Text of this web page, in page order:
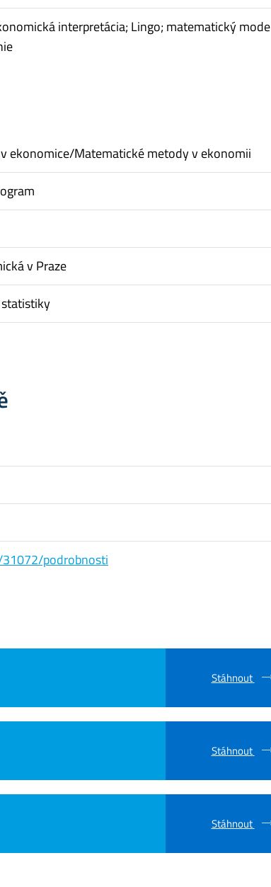
interpretácia; Lingo; matematický
ekonomice/Matematické metody v ekonomii
v Praze
31072/podrobnosti
Stáhnout
Stáhnout
Stáhnout